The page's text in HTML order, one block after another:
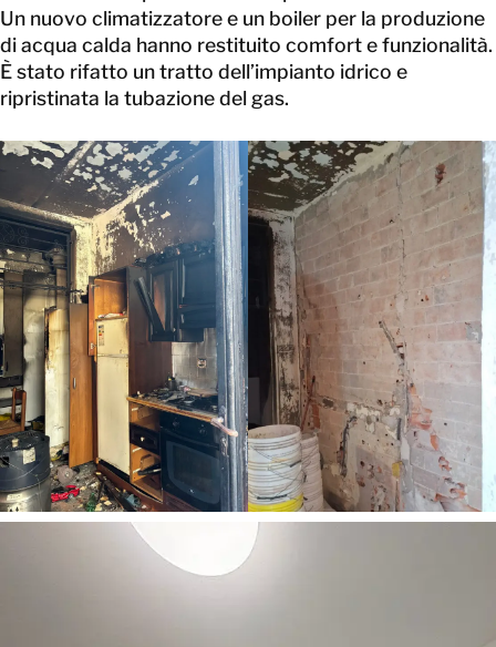
Un nuovo climatizzatore e un boiler per la produzione
di acqua calda hanno restituito comfort e funzionalità.
È stato rifatto un tratto dell’impianto idrico e
ripristinata la tubazione del gas.